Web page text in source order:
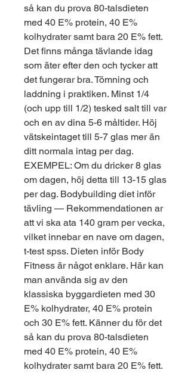
så kan du prova 80-talsdieten
med 40 E% protein, 40 E%
kolhydrater samt bara 20 E% fett.
Det finns många tävlande idag
som äter efter den och tycker att
det fungerar bra. Tömning och
laddning i praktiken. Minst 1/4
(och upp till 1/2) tesked salt till var
och en av dina 5-6 måltider. Höj
vätskeintaget till 5-7 glas mer än
ditt normala intag per dag.
EXEMPEL: Om du dricker 8 glas
om dagen, höj detta till 13-15 glas
per dag. Bodybuilding diet inför
tävling — Rekommendationen ar
att vi ska ata 140 gram per vecka,
vilket innebar en nave om dagen,
t-test spss. Dieten inför Body
Fitness är något enklare. Här kan
man använda sig av den
klassiska byggardieten med 30
E% kolhydrater, 40 E% protein
och 30 E% fett. Känner du för det
så kan du prova 80-talsdieten
med 40 E% protein, 40 E%
kolhydrater samt bara 20 E% fett.